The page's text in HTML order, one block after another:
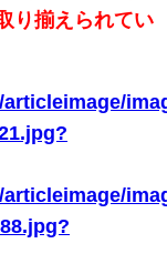
り揃えられてい